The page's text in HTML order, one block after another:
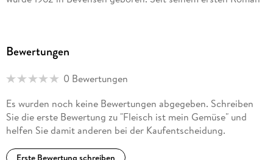
hat er 16 weitere Bücher veröffentlicht.
Der goldene Handschuh
stand monatelang auf der Bestsellerliste; die Verfilmung lief
im Wettbewerb der Berlinale. 2016 wurde der Autor mit dem
Wilhelm Raabe-Literaturpreis geehrt. Seine Romane
Bewertungen
0 Bewertungen
Es wurden noch keine Bewertungen abgegeben. Schreiben
Sie die erste Bewertung zu "Fleisch ist mein Gemüse" und
helfen Sie damit anderen bei der Kaufentscheidung.